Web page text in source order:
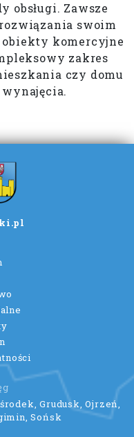
obsługi. Zawsze
swoim
komercyjne
zakres
czy domu
wynajęcia.
Grudusk, Ojrzeń,
Sońsk